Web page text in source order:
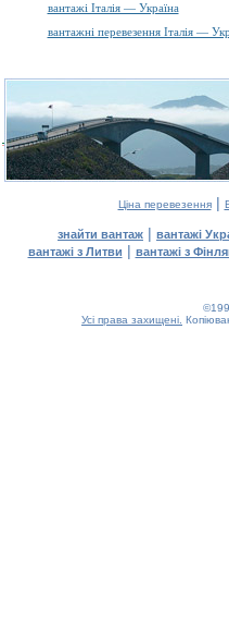
вантажі Італія — Україна
вантажні перевезення Італія —
Ціна перевезення|
знайти вантаж | вантажі
вантажі з Литви | вантажі з
Усі права захищені.